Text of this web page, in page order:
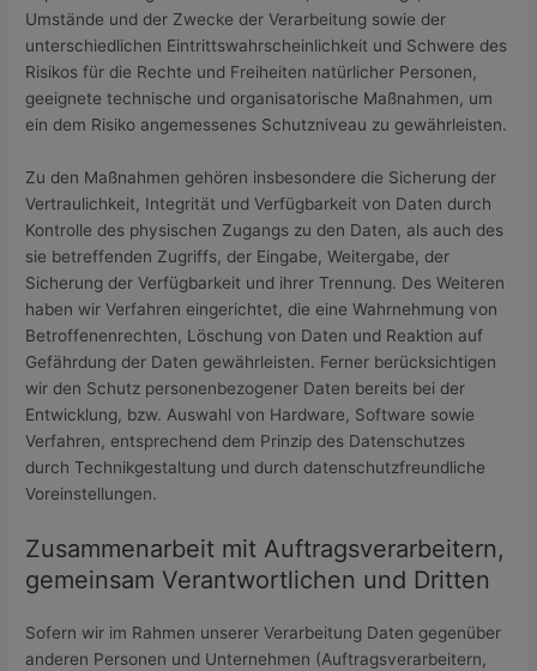
Umstände und der Zwecke der Verarbeitung sowie der
unterschiedlichen Eintrittswahrscheinlichkeit und Schwere des
Risikos für die Rechte und Freiheiten natürlicher Personen,
geeignete technische und organisatorische Maßnahmen, um
ein dem Risiko angemessenes Schutzniveau zu gewährleisten.
Zu den Maßnahmen gehören insbesondere die Sicherung der
Vertraulichkeit, Integrität und Verfügbarkeit von Daten durch
Kontrolle des physischen Zugangs zu den Daten, als auch des
sie betreffenden Zugriffs, der Eingabe, Weitergabe, der
Sicherung der Verfügbarkeit und ihrer Trennung. Des Weiteren
haben wir Verfahren eingerichtet, die eine Wahrnehmung von
Betroffenenrechten, Löschung von Daten und Reaktion auf
Gefährdung der Daten gewährleisten. Ferner berücksichtigen
wir den Schutz personenbezogener Daten bereits bei der
Entwicklung, bzw. Auswahl von Hardware, Software sowie
Verfahren, entsprechend dem Prinzip des Datenschutzes
durch Technikgestaltung und durch datenschutzfreundliche
Voreinstellungen.
Zusammenarbeit mit Auftragsverarbeitern,
gemeinsam Verantwortlichen und Dritten
Sofern wir im Rahmen unserer Verarbeitung Daten gegenüber
anderen Personen und Unternehmen (Auftragsverarbeitern,